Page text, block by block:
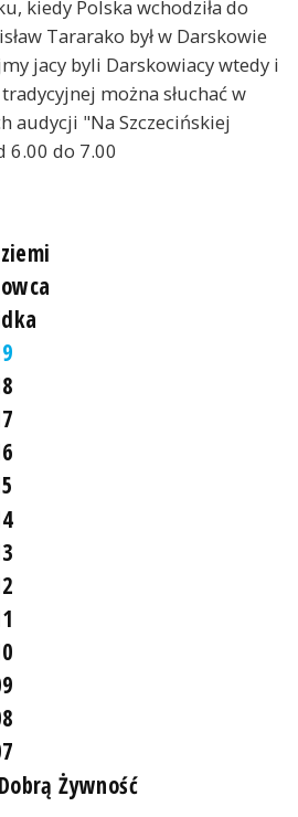
kiedy Polska wchodziła do
Tararako był w Darskowie
jacy byli Darskowiacy wtedy i
można słuchać w
audycji "Na Szczecińskiej
6.00 do 7.00
Żywność